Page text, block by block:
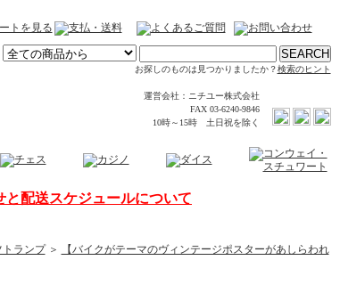
お探しのものは見つかりましたか？検索のヒント
運営会社：ニチユー株式会社
FAX 03-6240-9846
10時～15時 土日祝を除く
配送スケジュールについて
トランプ＞
【バイクがテーマのヴィンテージポスターがあしらわれ